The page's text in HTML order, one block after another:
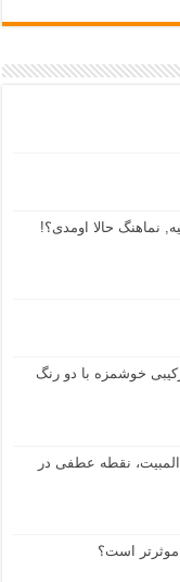
نماهنگ حالا اومدی؟!
خوشمزه با دو رنگ
نقطه عطفی در
موثرتر است؟